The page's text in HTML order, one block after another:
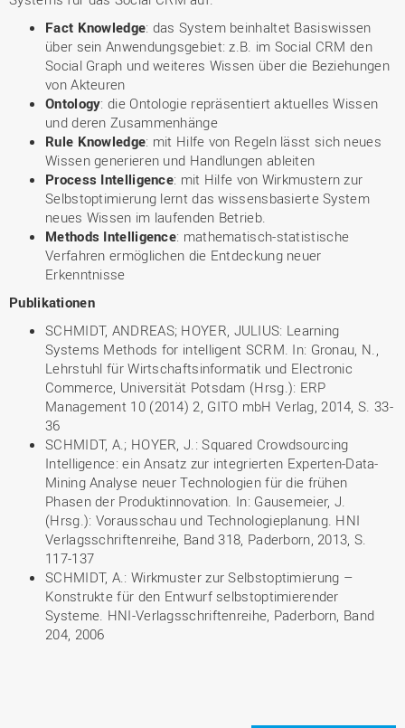
Fact Knowledge: das System beinhaltet Basiswissen
über sein Anwendungsgebiet: z.B. im Social CRM den
Social Graph und weiteres Wissen über die Beziehungen
von Akteuren
Ontology: die Ontologie repräsentiert aktuelles Wissen
und deren Zusammenhänge
Rule Knowledge: mit Hilfe von Regeln lässt sich neues
Wissen generieren und Handlungen ableiten
Process Intelligence: mit Hilfe von Wirkmustern zur
Selbstoptimierung lernt das wissensbasierte System
neues Wissen im laufenden Betrieb.
Methods Intelligence: mathematisch-statistische
Verfahren ermöglichen die Entdeckung neuer
Erkenntnisse
Publikationen
SCHMIDT, ANDREAS; HOYER, JULIUS: Learning
Systems Methods for intelligent SCRM. In: Gronau, N.,
Lehrstuhl für Wirtschaftsinformatik und Electronic
Commerce, Universität Potsdam (Hrsg.): ERP
Management 10 (2014) 2, GITO mbH Verlag, 2014, S. 33-
36
SCHMIDT, A.; HOYER, J.: Squared Crowdsourcing
Intelligence: ein Ansatz zur integrierten Experten-Data-
Mining Analyse neuer Technologien für die frühen
Phasen der Produktinnovation. In: Gausemeier, J.
(Hrsg.): Vorausschau und Technologieplanung. HNI
Verlagsschriftenreihe, Band 318, Paderborn, 2013, S.
117-137
SCHMIDT, A.: Wirkmuster zur Selbstoptimierung –
Konstrukte für den Entwurf selbstoptimierender
Systeme. HNI-Verlagsschriftenreihe, Paderborn, Band
204, 2006